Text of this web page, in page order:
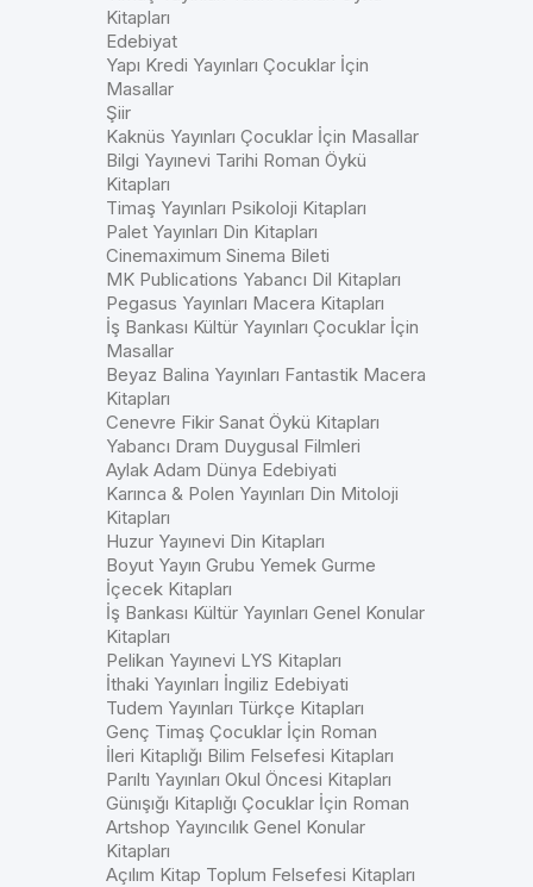
Kitapları
Edebiyat
Yapı Kredi Yayınları Çocuklar İçin
Masallar
Şiir
Kaknüs Yayınları Çocuklar İçin Masallar
Bilgi Yayınevi Tarihi Roman Öykü
Kitapları
Timaş Yayınları Psikoloji Kitapları
Palet Yayınları Din Kitapları
Cinemaximum Sinema Bileti
MK Publications Yabancı Dil Kitapları
Pegasus Yayınları Macera Kitapları
İş Bankası Kültür Yayınları Çocuklar İçin
Masallar
Beyaz Balina Yayınları Fantastik Macera
Kitapları
Cenevre Fikir Sanat Öykü Kitapları
Yabancı Dram Duygusal Filmleri
Aylak Adam Dünya Edebiyati
Karınca & Polen Yayınları Din Mitoloji
Kitapları
Huzur Yayınevi Din Kitapları
Boyut Yayın Grubu Yemek Gurme
İçecek Kitapları
İş Bankası Kültür Yayınları Genel Konular
Kitapları
Pelikan Yayınevi LYS Kitapları
İthaki Yayınları İngiliz Edebiyati
Tudem Yayınları Türkçe Kitapları
Genç Timaş Çocuklar İçin Roman
İleri Kitaplığı Bilim Felsefesi Kitapları
Parıltı Yayınları Okul Öncesi Kitapları
Günışığı Kitaplığı Çocuklar İçin Roman
Artshop Yayıncılık Genel Konular
Kitapları
Açılım Kitap Toplum Felsefesi Kitapları